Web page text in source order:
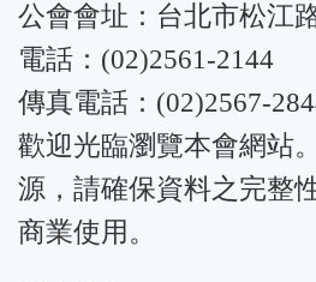
公會會址：台北市松江
電話：(02)2561-2144
傳真電話：(02)2567-
歡迎光臨瀏覽本會網站
源，請確保資料之完整
商業使用。